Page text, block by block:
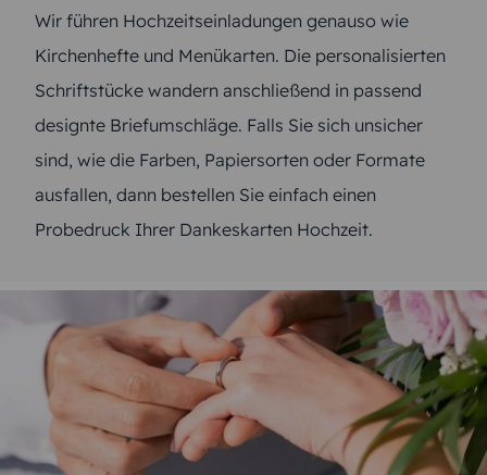
Wir führen Hochzeitseinladungen genauso wie
Kirchenhefte und Menükarten. Die personalisierten
Schriftstücke wandern anschließend in passend
designte Briefumschläge. Falls Sie sich unsicher
sind, wie die Farben, Papiersorten oder Formate
ausfallen, dann bestellen Sie einfach einen
Probedruck Ihrer Dankeskarten Hochzeit.